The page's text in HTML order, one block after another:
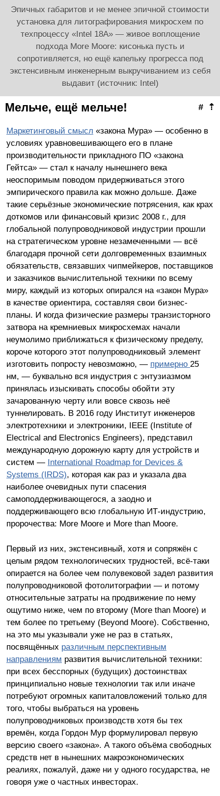
Эпичных габаритов и не менее эпичной стоимости
установка для литографирования микросхем по
техпроцессу «Intel 18A» — живое воплощение
подхода More Moore: кисонька пусть и
сопротивляется, но ещё капельку прогресса под
экстенсивным инженерным выкручиванием из себя
выдавит (источник: Intel)
⇡
#
Мельче, ещё мельче!
Маркетинговый смысл «закона Мура» — особенно в
условиях уравновешивающего его в плане
производительности прикладного ПО «закона
Гейтса» — стал к началу нынешнего века
неоспоримым поводом придерживаться этого
эмпирического правила как можно дольше. Даже
такие серьёзные экономические потрясения, как крах
доткомов или финансовый кризис 2008 г., для
глобальной полупроводниковой индустрии прошли
на стратегическом уровне незамеченными — всё
благодаря прочной сети долговременных взаимных
обязательств, связавших чипмейкеров, поставщиков
и заказчиков вычислительной техники по всему
миру, каждый из которых опирался на «закон Мура»
в качестве ориентира, составляя свои бизнес-
планы. И когда физические размеры транзисторного
затвора на кремниевых микросхемах начали
неумолимо приближаться к физическому пределу,
короче которого этот полупроводниковый элемент
изготовить попросту невозможно, — примерно 25
нм, — буквально вся индустрия с энтузиазмом
принялась изыскивать способы обойти эту
зачарованную черту или вовсе сквозь неё
туннелировать. В 2016 году Институт инженеров
электротехники и электроники, IEEE (Institute of
Electrical and Electronics Engineers), представил
международную дорожную карту для устройств и
систем — International Roadmap for Devices &
Systems (IRDS), которая как раз и указала два
наиболее очевидных пути спасения
самоподдерживающегося, а заодно и
поддерживающего всю глобальную ИТ-индустрию,
пророчества: More Moore и More than Moore.
Первый из них, экстенсивный, хотя и сопряжён с
целым рядом технологических трудностей, всё-таки
опирается на более чем полувековой задел развития
полупроводниковой фотолитографии — и потому
относительные затраты на продвижение по нему
ощутимо ниже, чем по второму (More than Moore) и
тем более по третьему (Beyond Moore). Собственно,
на это мы указывали уже не раз в статьях,
посвящённых различным перспективным
направлениям развития вычислительной техники:
при всех бесспорных (будущих) достоинствах
принципиально новые технологии так или иначе
потребуют огромных капиталовложений только для
того, чтобы выбраться на уровень
полупроводниковых производств хотя бы тех
времён, когда Гордон Мур формулировал первую
версию своего «закона». А такого объёма свободных
средств нет в нынешних макроэкономических
реалиях, пожалуй, даже ни у одного государства, не
говоря уже о частных инвесторах.